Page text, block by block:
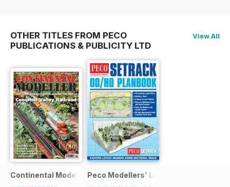
OTHER TITLES FROM PECO
PUBLICATIONS & PUBLICITY LTD
View All
Continental Modeller Peco Modellers' Library